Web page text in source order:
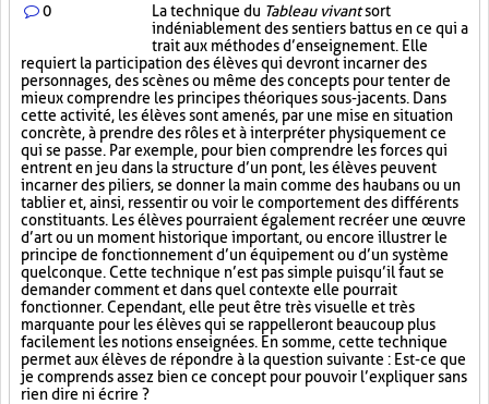
0 La technique du Tableau vivantsort
indéniablement des sentiers battus en ce qui a
trait aux méthodes d’enseignement. Elle
requiert la participation des élèves qui devront incarner des
personnages, des scènes ou même des concepts pour tenter de
mieux comprendre les principes théoriques sous-jacents. Dans
cette activité, les élèves sont amenés, par une mise en situation
concrète, à prendre des rôles et à interpréter physiquement ce
qui se passe. Par exemple, pour bien comprendre les forces qui
entrent en jeu dans la structure d’un pont, les élèves peuvent
incarner des piliers, se donner la main comme des haubans ou un
tablier et, ainsi, ressentir ou voir le comportement des différents
constituants. Les élèves pourraient également recréer une œuvre
d’art ou un moment historique important, ou encore illustrer le
principe de fonctionnement d’un équipement ou d’un système
quelconque. Cette technique n’est pas simple puisqu’il faut se
demander comment et dans quel contexte elle pourrait
fonctionner. Cependant, elle peut être très visuelle et très
marquante pour les élèves qui se rappelleront beaucoup plus
facilement les notions enseignées. En somme, cette technique
permet aux élèves de répondre à la question suivante : Est-ce que
je comprends assez bien ce concept pour pouvoir l’expliquer sans
rien dire ni écrire ?